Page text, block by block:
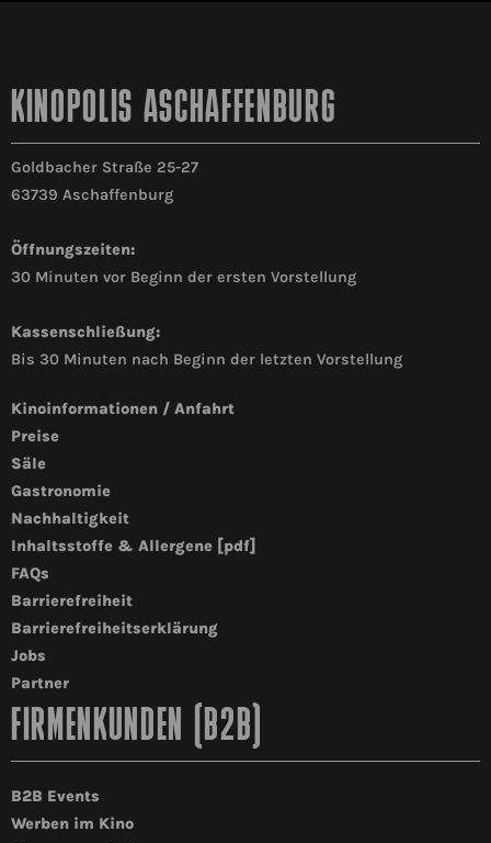
KINOPOLIS ASCHAFFENBURG
Goldbacher Straße 25-27
63739 Aschaffenburg
Öffnungszeiten:
30 Minuten vor Beginn der ersten Vorstellung
Kassenschließung:
Bis 30 Minuten nach Beginn der letzten Vorstellung
Kinoinformationen / Anfahrt
Preise
Säle
Gastronomie
Nachhaltigkeit
Inhaltsstoffe & Allergene [pdf]
FAQs
Barrierefreiheit
Barrierefreiheitserklärung
Jobs
Partner
FIRMENKUNDEN (B2B)
B2B Events
Werben im Kino